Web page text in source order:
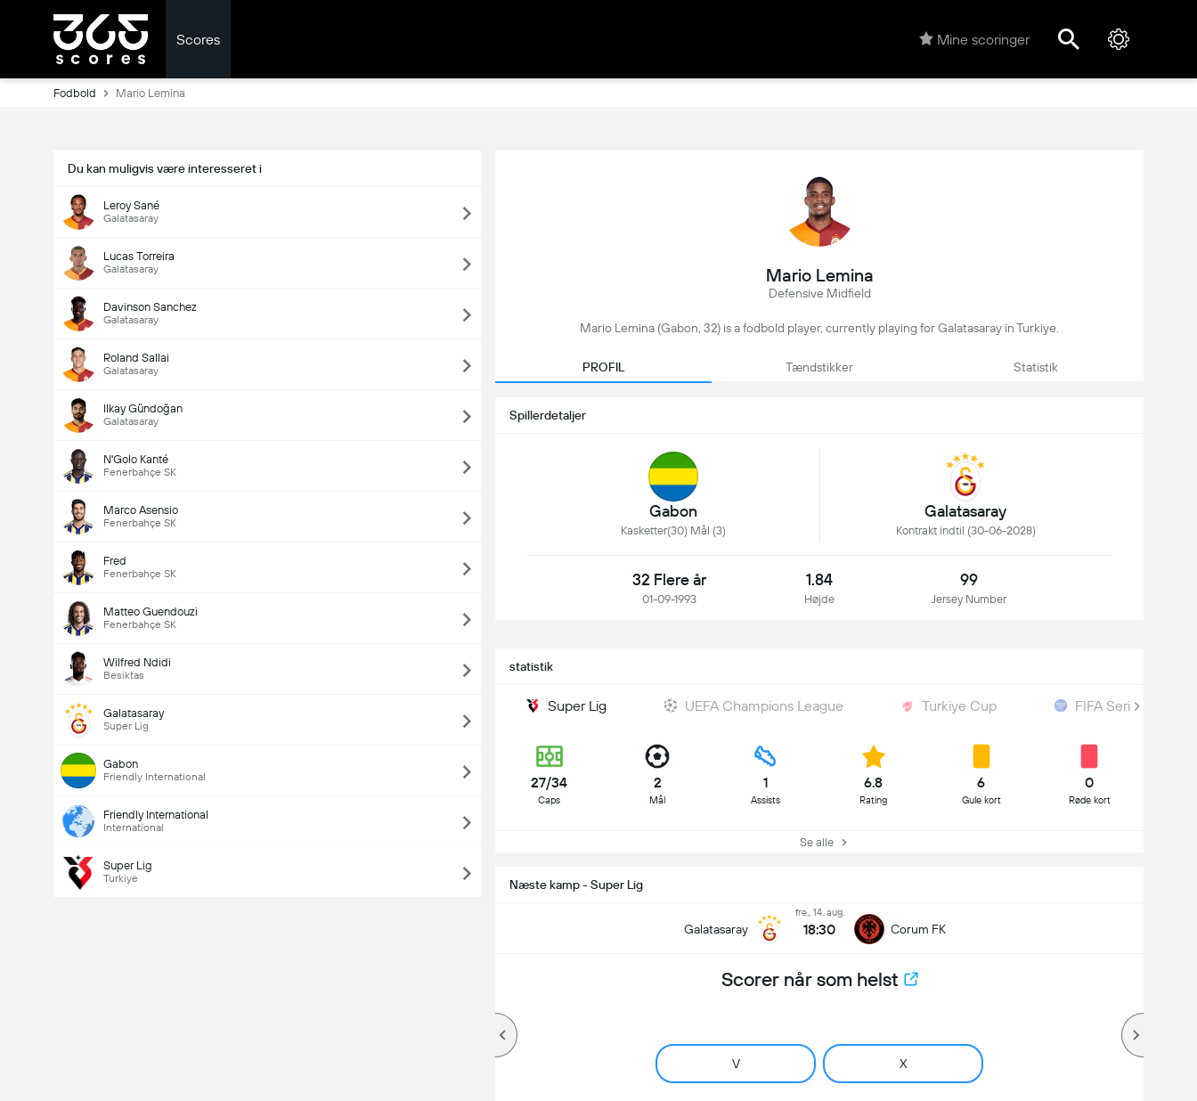
Scores Mine scoringer
Fodbold Mario Lemina
Du kan muligvis være interesseret i
Leroy Sané
Galatasaray
Lucas Torreira
Galatasaray
Davinson Sanchez
Galatasaray
Roland Sallai
Galatasaray
Ilkay Gündoğan
Galatasaray
N'Golo Kanté
Fenerbahçe SK
Marco Asensio
Fenerbahçe SK
Fred
Fenerbahçe SK
Matteo Guendouzi
Fenerbahçe SK
Wilfred Ndidi
Besiktas
Galatasaray
Super Lig
Gabon
Friendly International
Friendly International
International
Super Lig
Turkiye
Mario Lemina
Defensive Midfield
Mario Lemina (Gabon, 32) is a fodbold player, currently playing for Galatasaray in Turkiye.
PROFIL Tændstikker Statistik
Spillerdetaljer
Gabon
Kasketter(30) Mål (3)
Galatasaray
Kontrakt indtil (30-06-2028)
32 Flere år
01-09-1993
1.84
Højde
99
Jersey Number
statistik
Super Lig UEFA Champions League Turkiye Cup FIFA Series
27/34
Caps
2
Mål
1
Assists
6.8
Rating
6
Gule kort
0
Røde kort
Se alle
Næste kamp - Super Lig
Galatasaray
fre., 14. aug.
18:30 Corum FK
Scorer når som helst
V X